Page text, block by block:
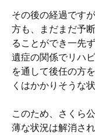
その後の経過です
方も、まだまだ予
ることができ一先
遺症の関係でリハ
を通して後任の方
くはかかりそうな状
このため、さくら
薄な状況は解消さ